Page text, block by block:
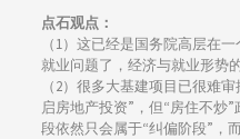
点石观点：
（1）这已经是国务院高层在
就业问题了，经济与就业形势
（2）很多大基建项目已很难
启房地产投资”，但“房住不炒
段依然只会属于“纠偏阶段”，